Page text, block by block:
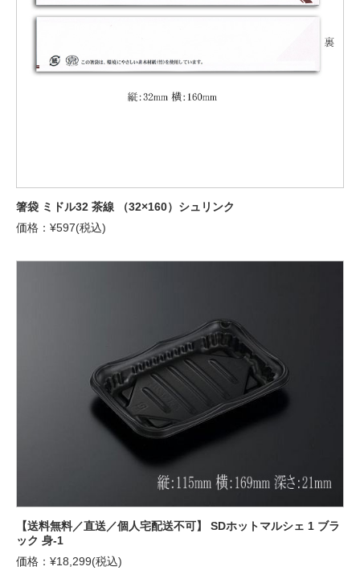
箸袋 ミドル32 茶線 （32×160）シュリンク
価格：¥597(税込)
【送料無料／直送／個人宅配送不可】 SDホットマルシェ 1 ブラ
ック 身-1
価格：¥18,299(税込)